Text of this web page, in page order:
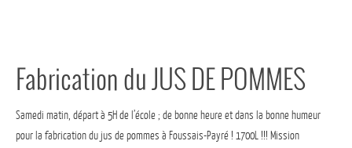
Fabrication du JUS DE POMMES
Samedi matin, départ à 5H de l’école ; de bonne heure et dans la bonne humeur
pour la fabrication du jus de pommes à Foussais-Payré ! 1700L !!! Mission